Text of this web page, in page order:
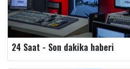
24 Saat - Son dakika haberi